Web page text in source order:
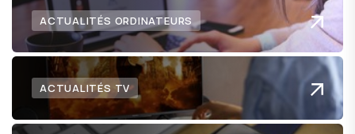
ACTUALITÉS ORDINATEURS
ACTUALITÉS TV